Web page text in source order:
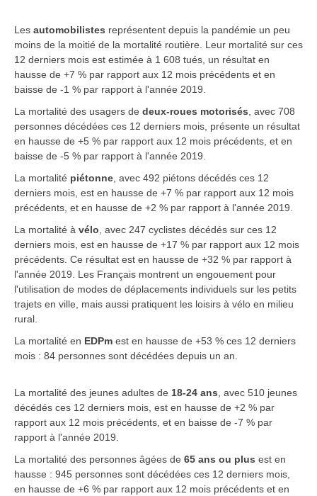
Les automobilistes représentent depuis la pandémie un peu
moins de la moitié de la mortalité routière. Leur mortalité sur ces
12 derniers mois est estimée à 1 608 tués, un résultat en
hausse de +7 % par rapport aux 12 mois précédents et en
baisse de -1 % par rapport à l'année 2019.
La mortalité des usagers de deux-roues motorisés , avec 708
personnes décédées ces 12 derniers mois, présente un résultat
en hausse de +5 % par rapport aux 12 mois précédents, et en
baisse de -5 % par rapport à l'année 2019.
La mortalité piétonne , avec 492 piétons décédés ces 12
derniers mois, est en hausse de +7 % par rapport aux 12 mois
précédents, et en hausse de +2 % par rapport à l'année 2019.
La mortalité à vélo , avec 247 cyclistes décédés sur ces 12
derniers mois, est en hausse de +17 % par rapport aux 12 mois
précédents. Ce résultat est en hausse de +32 % par rapport à
l'année 2019. Les Français montrent un engouement pour
l'utilisation de modes de déplacements individuels sur les petits
trajets en ville, mais aussi pratiquent les loisirs à vélo en milieu
rural.
La mortalité en EDPm est en hausse de +53 % ces 12 derniers
mois : 84 personnes sont décédées depuis un an.
La mortalité des jeunes adultes de 18-24 ans , avec 510 jeunes
décédés ces 12 derniers mois, est en hausse de +2 % par
rapport aux 12 mois précédents, et en baisse de -7 % par
rapport à l'année 2019.
La mortalité des personnes âgées de 65 ans ou plus est en
hausse : 945 personnes sont décédées ces 12 derniers mois,
en hausse de +6 % par rapport aux 12 mois précédents et en